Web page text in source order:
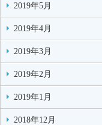
2019年5月
2019年4月
2019年3月
2019年2月
2019年1月
2018年12月